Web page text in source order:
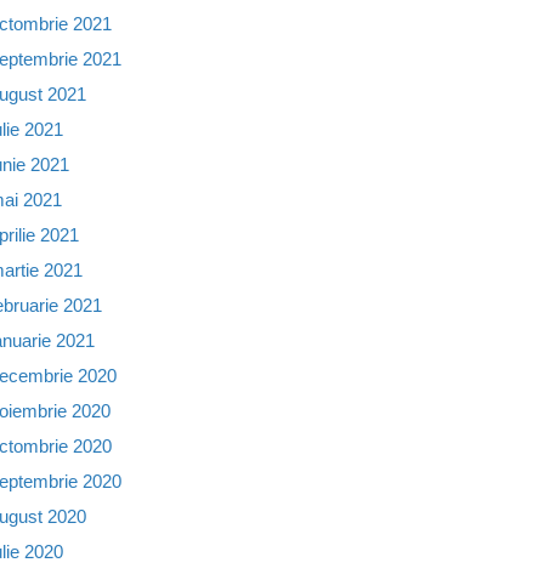
2021
2021
2021
2021
2021
2021
2021
2021
2021
2021
2020
2020
2020
2020
2020
2020